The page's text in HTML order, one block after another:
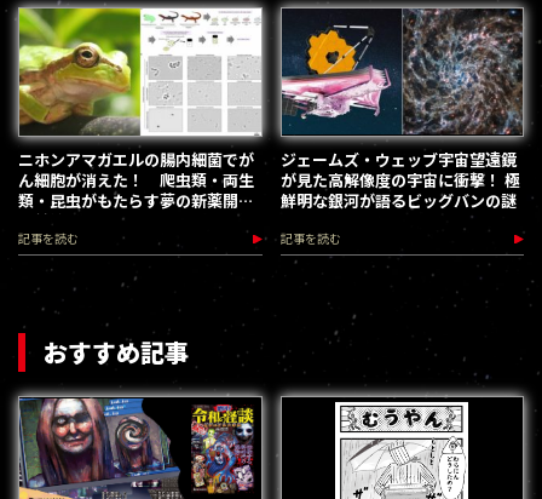
ニホンアマガエルの腸内細菌でが
ん細胞が消えた！ 爬虫類・両生
類・昆虫がもたらす夢の新薬開発
最前線
記事を読む
ジェームズ・ウェッブ宇宙望遠鏡
が見た高解像度の宇宙に衝撃！ 極
鮮明な銀河が語るビッグバンの謎
記事を読む
おすすめ記事